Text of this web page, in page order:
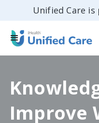
Unified Care
Improve